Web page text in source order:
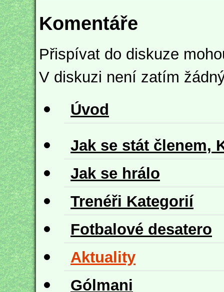
Komentáře
Přispívat do diskuze
V diskuzi není zatím
Úvod
Jak se stát členem,
Jak se hrálo
Trenéři Kategorií
Fotbalové desatero
Aktuality
Gólmani